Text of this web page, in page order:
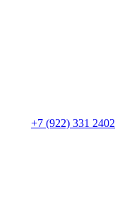
+7 (922) 331 2402